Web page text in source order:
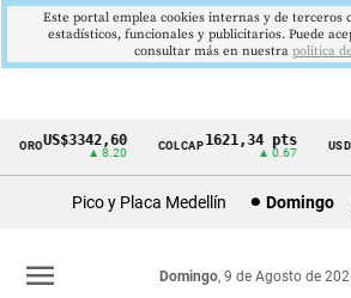
Cintillo
Colombia
US$3342,60
▲ 8.20
COLCAP 1621,34 pts
▲ 0.67
USD/
Pico y Placa Medellín Domingo
Domingo, 9 de Agosto de
menu
Este portal emplea cookies internas y de terceros
estadísticos, funcionales y publicitarios. Puede
consultar más en nuestra politica